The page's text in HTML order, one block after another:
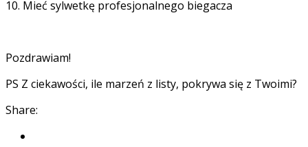
10. Mieć sylwetkę profesjonalnego biegacza
Pozdrawiam!
PS Z ciekawości, ile marzeń z listy, pokrywa się z Twoimi?
Share: